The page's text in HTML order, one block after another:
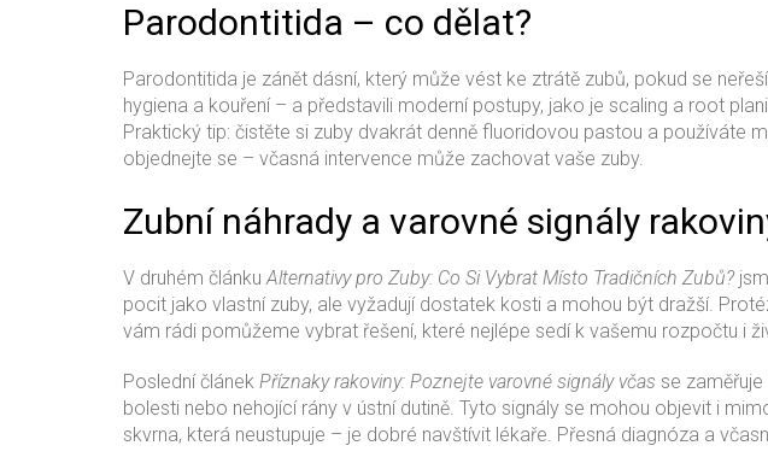
Parodontitida – co dělat?
Parodontitida je zánět dásní, který může vést ke ztrátě zubů, pokud se
hygiena a kouření – a představili moderní postupy, jako je scaling a root
Praktický tip: čistěte si zuby dvakrát denně fluoridovou pastou a používáte
objednejte se – včasná intervence může zachovat vaše zuby.
Zubní náhrady a varovné signály
V druhém článkuAlternativy pro Zuby: Co Si Vybrat Místo Tradičních Zubů?
pocit jako vlastní zuby, ale vyžadují dostatek kosti a mohou být dražší.
vám rádi pomůžeme vybrat řešení, které nejlépe sedí k vašemu rozpočtu i
Poslední článek Příznaky rakoviny: Poznejte varovné signály včas se
bolesti nebo nehojící rány v ústní dutině. Tyto signály se mohou objevit i
skvrna, která neustupuje – je dobré navštívit lékaře. Přesná diagnóza a